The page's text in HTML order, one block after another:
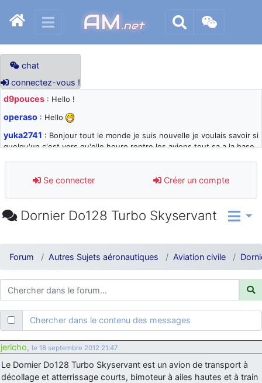
AM.net
chat
connectez-vous !
d9pouces : Hello !
operaso : Hello
yuka2741 : Bonjour tout le monde je suis nouvelle je voulais savoir si
quelqu'un c'est vers qu'elle heure rentre les avions tout sa a la base
d9pouces: désolé pour les quelques blocages du site ces derniers
jours : je teste des méthodes contre le spam et les bots trop nocifs
paxwax: Super, la nouvelle bannière
comprendre
d9pouces: ouakamois > si tu parles du sujet sur l'Armée de l'Air,
bien sûr que oui !
je suis un avion@,._,+: Bonjour je viens d'arriver il y a quelques
moi et quelques avions n'ont pas les mêmes noms qu'aujourd'hui
ouakamois: Bonjourà toutes et à tous.en espérantque ces
quelques images du Pays Basque vous auront plu ; Agur…
d9pouces: Malheureusement nonun peu trop loin pour moi !
Se connecter Créer un compte
Dornier Do128 Turbo Skyservant
Forum Autres Sujets aéronautiques Aviation civile
Chercher dans le contenu des messages
jericho, le 18 septembre 2012 21:47
Le Dornier Do128 Turbo Skyservant est un avion de transport à
décollage et atterrissage courts, bimoteur à ailes hautes et à train